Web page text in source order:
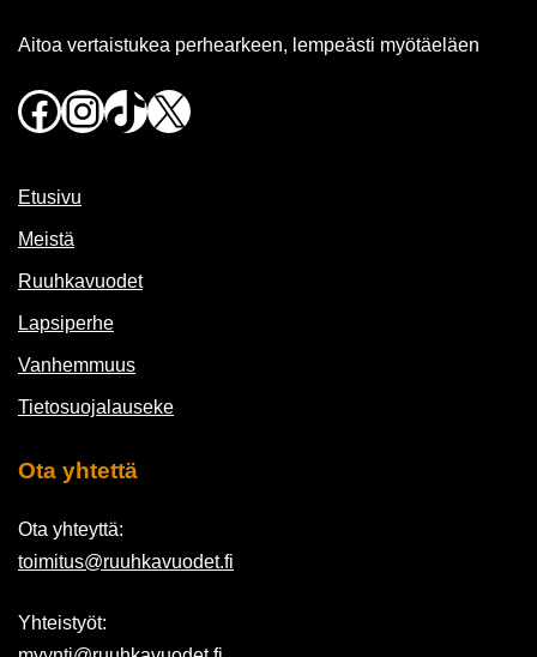
Aitoa vertaistukea perhearkeen, lempeästi myötäeläen
Facebook
Instagram
TikTok
X
Etusivu
Meistä
Ruuhkavuodet
Lapsiperhe
Vanhemmuus
Tietosuojalauseke
Ota yhtettä
Ota yhteyttä:
toimitus@ruuhkavuodet.fi
Yhteistyöt: